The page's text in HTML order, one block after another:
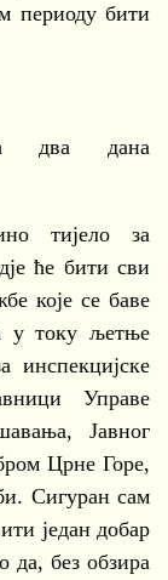
периоду бити
два дана
тијело за
ће бити сви
које се баве
у току љетње
инспекцијске
Управе
Јавног
Црне Горе,
Сигуран сам
један добар
да, без обзира